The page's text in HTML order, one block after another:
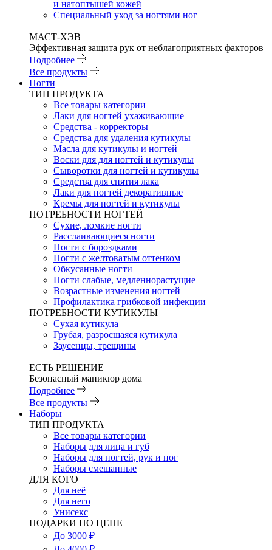
и натоптышей кожей
Специальный уход за ногтями ног
МАСТ-ХЭВ
Эффективная защита рук от неблагоприятных факторов
Подробнее
Все продукты
Ногти
ТИП ПРОДУКТА
Все товары категории
Лаки для ногтей ухаживающие
Средства - корректоры
Средства для удаления кутикулы
Масла для кутикулы и ногтей
Воски для для ногтей и кутикулы
Сыворотки для ногтей и кутикулы
Средства для снятия лака
Лаки для ногтей декоративные
Кремы для ногтей и кутикулы
ПОТРЕБНОСТИ НОГТЕЙ
Сухие, ломкие ногти
Расслаивающиеся ногти
Ногти с бороздками
Ногти с желтоватым оттенком
Обкусанные ногти
Ногти слабые, медленнорастущие
Возрастные изменения ногтей
Профилактика грибковой инфекции
ПОТРЕБНОСТИ КУТИКУЛЫ
Сухая кутикула
Грубая, разросшаяся кутикула
Заусенцы, трещины
ЕСТЬ РЕШЕНИЕ
Безопасный маникюр дома
Подробнее
Все продукты
Наборы
ТИП ПРОДУКТА
Все товары категории
Наборы для лица и губ
Наборы для ногтей, рук и ног
Наборы смешанные
ДЛЯ КОГО
Для неё
Для него
Унисекс
ПОДАРКИ ПО ЦЕНЕ
До 3000 ₽